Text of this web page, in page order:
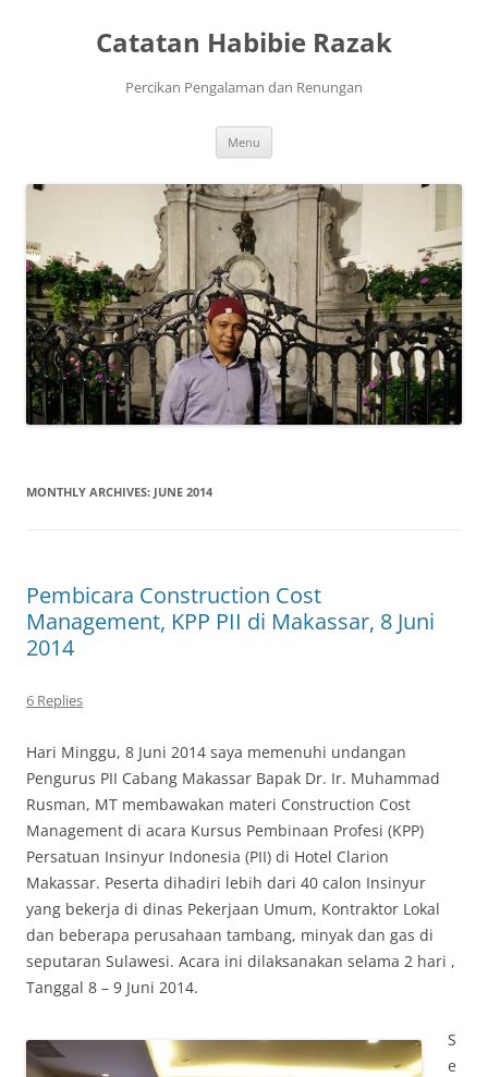
Catatan Habibie Razak
Percikan Pengalaman dan Renungan
Menu
MONTHLY ARCHIVES: JUNE 2014
Pembicara Construction Cost
Management, KPP PII di Makassar, 8 Juni
2014
6 Replies
Hari Minggu, 8 Juni 2014 saya memenuhi undangan
Pengurus PII Cabang Makassar Bapak Dr. Ir. Muhammad
Rusman, MT membawakan materi Construction Cost
Management di acara Kursus Pembinaan Profesi (KPP)
Persatuan Insinyur Indonesia (PII) di Hotel Clarion
Makassar. Peserta dihadiri lebih dari 40 calon Insinyur
yang bekerja di dinas Pekerjaan Umum, Kontraktor Lokal
dan beberapa perusahaan tambang, minyak dan gas di
seputaran Sulawesi. Acara ini dilaksanakan selama 2 hari ,
Tanggal 8 – 9 Juni 2014.
S
e